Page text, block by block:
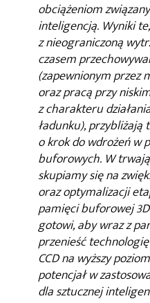
obciążeniom
inteligencją. Wyniki
z nieograniczoną
czasem
(zapewnionym przez
oraz pracą przy
z charakteru
ładunku), przybliżają
o krok do wdrożeń w
buforowych. W
skupiamy się na
oraz optymalizacji
pamięci buforowej
gotowi, aby wraz z
przenieść
CCD na wyższy
potencjał w
dla sztucznej